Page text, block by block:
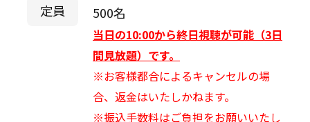
定員 500名
当日の10:00から終日視聴が可能（3日
間見放題）です。
※お客様都合によるキャンセルの場
合、返金はいたしかねます。
※振込手数料はご負担をお願いいたし